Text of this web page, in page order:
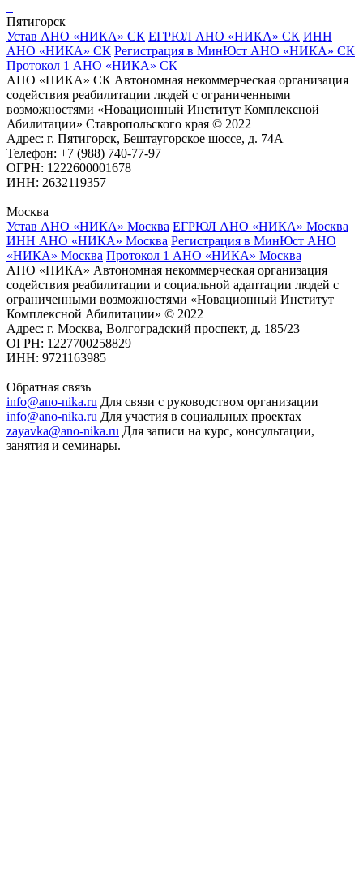
Пятигорск
Устав АНО «НИКА» СК ЕГРЮЛ АНО «НИКА» СК ИНН
АНО «НИКА» СК Регистрация в МинЮст АНО «НИКА» СК
Протокол 1 АНО «НИКА» СК
АНО «НИКА» СК Автономная некоммерческая организация
содействия реабилитации людей с ограниченными
возможностями «Новационный Институт Комплексной
Абилитации» Ставропольского края © 2022
Адрес: г. Пятигорск, Бештаугорское шоссе, д. 74А
Телефон: +7 (988) 740-77-97
ОГРН: 1222600001678
ИНН: 2632119357
Москва
Устав АНО «НИКА» Москва ЕГРЮЛ АНО «НИКА» Москва
ИНН АНО «НИКА» Москва Регистрация в МинЮст АНО
«НИКА» Москва Протокол 1 АНО «НИКА» Москва
АНО «НИКА» Автономная некоммерческая организация
содействия реабилитации и социальной адаптации людей с
ограниченными возможностями «Новационный Институт
Комплексной Абилитации» © 2022
Адрес: г. Москва, Волгоградский проспект, д. 185/23
ОГРН: 1227700258829
ИНН: 9721163985
Обратная связь
info@ano-nika.ru Для связи с руководством организации
info@ano-nika.ru Для участия в социальных проектах
zayavka@ano-nika.ru Для записи на курс, консультации,
занятия и семинары.